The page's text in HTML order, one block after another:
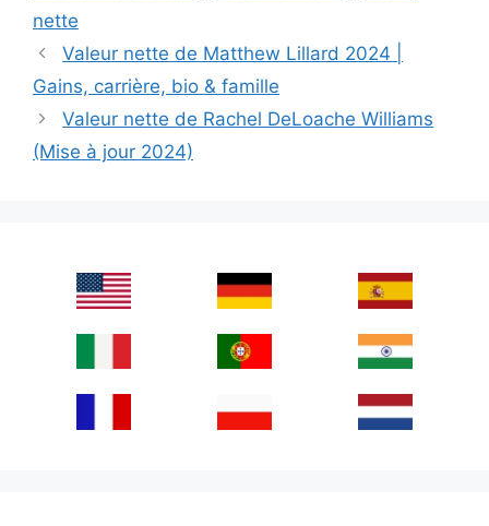
nette
Valeur nette de Matthew Lillard 2024 |
Gains, carrière, bio & famille
Valeur nette de Rachel DeLoache Williams
(Mise à jour 2024)